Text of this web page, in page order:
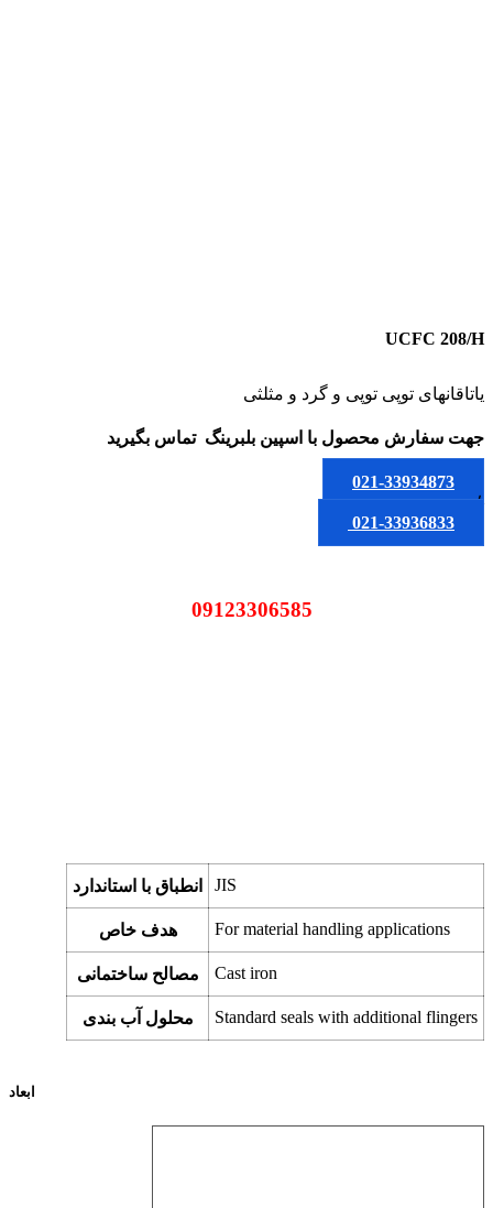
UCFC 208/H
یاتاقانهای توپی توپی و گرد و مثلثی
جهت سفارش محصول با اسپین بلبرینگ تماس بگیرید
021-33934873
یا
021-33936833
انطباق با استاندارد JIS
هدف خاص For material handling applications
مصالح ساختمانی Cast iron
محلول آب بندی Standard seals with additional flingers
ابعاد